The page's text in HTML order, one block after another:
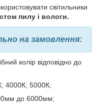
світильники
пилу і вологи.
на замовлення:
колір відповідно до
4000К; 5000К;
до 6000мм;